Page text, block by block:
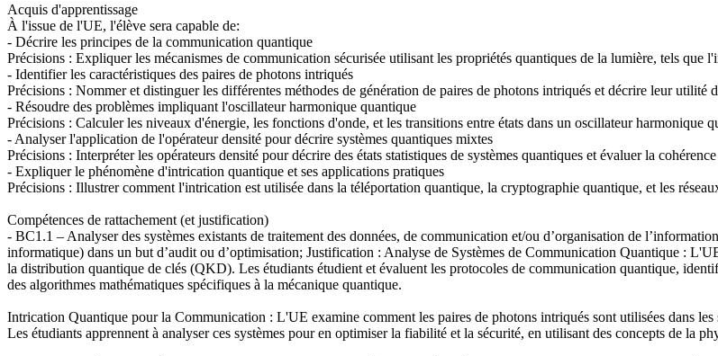
Acquis d'apprentissage
À l'issue de l'UE, l'élève sera capable de:
- Décrire les principes de la communication quantique
Précisions : Expliquer les mécanismes de communication sécurisée utilisant les propriétés quantiques de la lumière, tels
- Identifier les caractéristiques des paires de photons intriqués
Précisions : Nommer et distinguer les différentes méthodes de génération de paires de photons intriqués et décrire leur
- Résoudre des problèmes impliquant l'oscillateur harmonique quantique
Précisions : Calculer les niveaux d'énergie, les fonctions d'onde, et les transitions entre états dans un oscillateur harmonique
- Analyser l'application de l'opérateur densité pour décrire systèmes quantiques mixtes
Précisions : Interpréter les opérateurs densité pour décrire des états statistiques de systèmes quantiques et évaluer la
- Expliquer le phénomène d'intrication quantique et ses applications pratiques
Précisions : Illustrer comment l'intrication est utilisée dans la téléportation quantique, la cryptographie quantique, et les
Compétences de rattachement (et justification)
- BC1.1 – Analyser des systèmes existants de traitement des données, de communication et/ou d’organisation de
informatique) dans un but d’audit ou d’optimisation; Justification : Analyse de Systèmes de Communication Quantique :
la distribution quantique de clés (QKD). Les étudiants étudient et évaluent les protocoles de communication quantique,
des algorithmes mathématiques spécifiques à la mécanique quantique.
Intrication Quantique pour la Communication : L'UE examine comment les paires de photons intriqués sont utilisées dans
Les étudiants apprennent à analyser ces systèmes pour en optimiser la fiabilité et la sécurité, en utilisant des concepts de la